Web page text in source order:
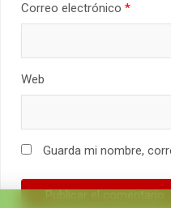
Correo electrónico *
Web
Guarda mi nombre,